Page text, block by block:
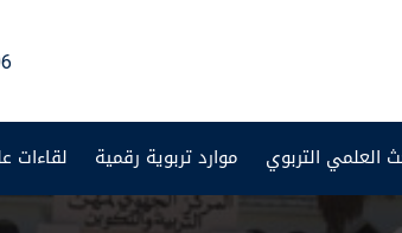
العلمي التربوي موارد تربوية رقمية لقاءات